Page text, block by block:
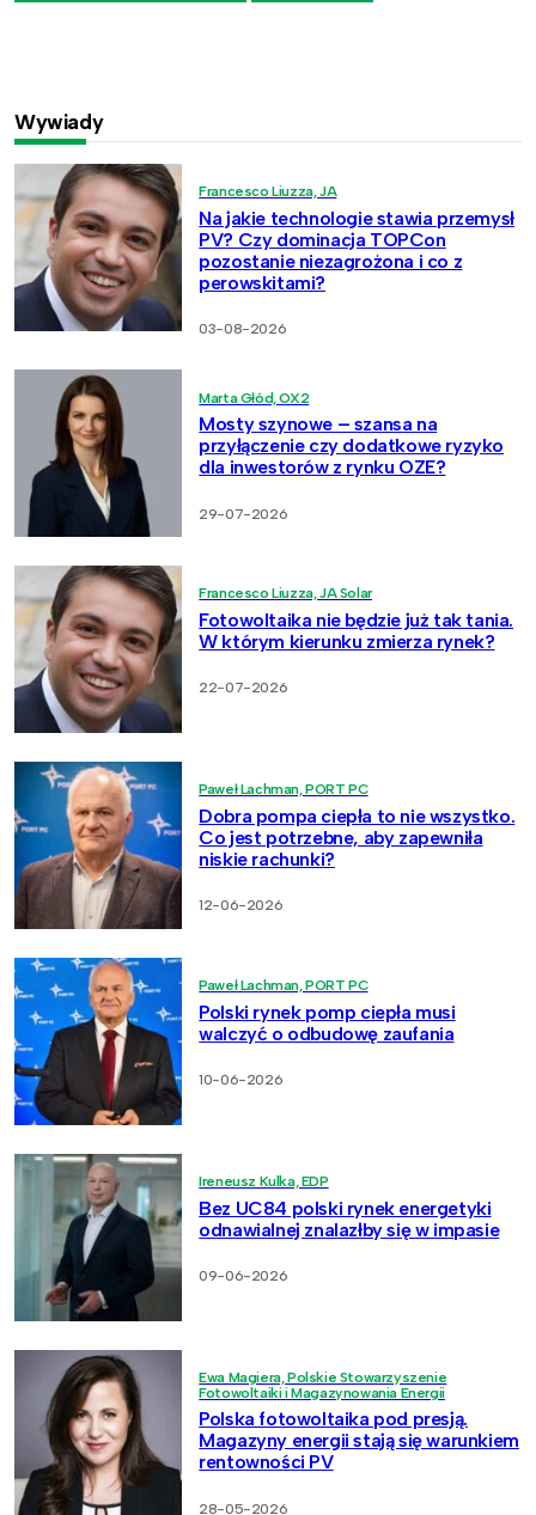
Wywiady
Francesco Liuzza, JA
Na jakie technologie stawia przemysł
PV? Czy dominacja TOPCon
pozostanie niezagrożona i co z
perowskitami?
03-08-2026
Marta Głód, OX2
Mosty szynowe – szansa na
przyłączenie czy dodatkowe ryzyko
dla inwestorów z rynku OZE?
29-07-2026
Francesco Liuzza, JA Solar
Fotowoltaika nie będzie już tak tania.
W którym kierunku zmierza rynek?
22-07-2026
Paweł Lachman, PORT PC
Dobra pompa ciepła to nie wszystko.
Co jest potrzebne, aby zapewniła
niskie rachunki?
12-06-2026
Paweł Lachman, PORT PC
Polski rynek pomp ciepła musi
walczyć o odbudowę zaufania
10-06-2026
Ireneusz Kulka, EDP
Bez UC84 polski rynek energetyki
odnawialnej znalazłby się w impasie
09-06-2026
Ewa Magiera, Polskie Stowarzyszenie
Fotowoltaiki i Magazynowania Energii
Polska fotowoltaika pod presją.
Magazyny energii stają się warunkiem
rentowności PV
28-05-2026